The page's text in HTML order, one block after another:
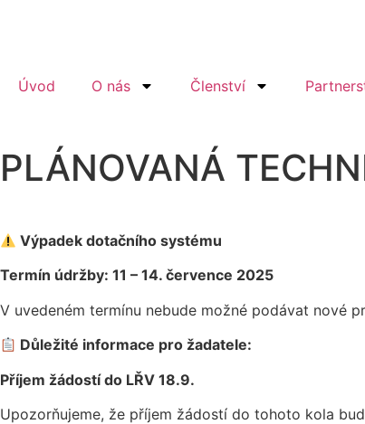
Úvod O nás Členství
PLÁNOVANÁ
Výpadek dotačního systému
Termín údržby: 11 – 14. července 2025
V uvedeném termínu nebude možné podávat nové
Důležité informace pro žadatele:
Příjem žádostí do LŘV 18.9.
Upozorňujeme, že příjem žádostí do tohoto kola